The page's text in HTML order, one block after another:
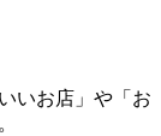
いお店」や「お